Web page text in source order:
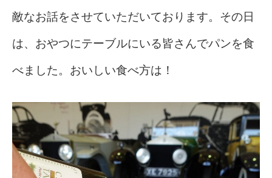
敵なお話をさせていただいております。その日
は、おやつにテーブルにいる皆さんでパンを食
べました。おいしい食べ方は！